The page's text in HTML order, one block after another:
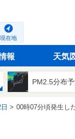
現在地
報 天気
PM2.5分布予
00時07分頃発生し